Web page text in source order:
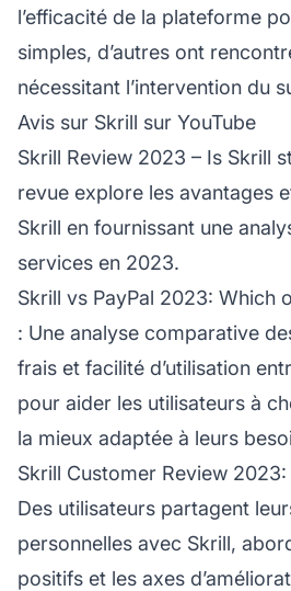
l’efficacité de la plateforme
simples, d’autres ont
nécessitant l’intervention du
Avis sur Skrill sur YouTube
Skrill Review 2023 – Is Skrill
revue explore les avantages
Skrill en fournissant une
services en 2023.
Skrill vs PayPal 2023: Which
: Une analyse comparative
frais et facilité d’utilisation
pour aider les utilisateurs à
la mieux adaptée à leurs
Skrill Customer Review
Des utilisateurs partagent
personnelles avec Skrill,
positifs et les axes